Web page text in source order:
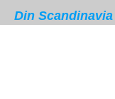
Din